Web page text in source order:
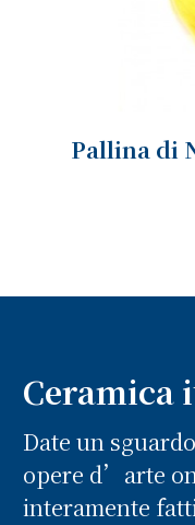
Pallina di
Ceramica
Date un
opere d’arte
interamente